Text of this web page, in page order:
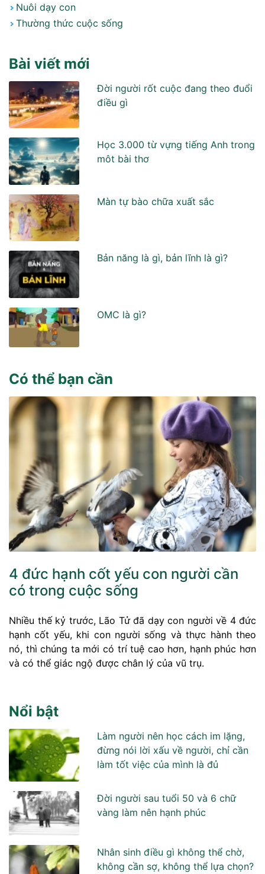
Nuôi dạy con
Thường thức cuộc sống
Bài viết mới
Đời người rốt cuộc đang theo đuổi
điều gì
Học 3.000 từ vựng tiếng Anh trong
môt bài thơ
Màn tự bào chữa xuất sắc
Bản năng là gì, bản lĩnh là gì?
OMC là gì?
Có thể bạn cần
4 đức hạnh cốt yếu con người cần
có trong cuộc sống
Nhiều thế kỷ trước, Lão Tử đã dạy con người về 4 đức
hạnh cốt yếu, khi con người sống và thực hành theo
nó, thì chúng ta mới có trí tuệ cao hơn, hạnh phúc hơn
và có thể giác ngộ được chân lý của vũ trụ.
Nổi bật
Làm người nên học cách im lặng,
đừng nói lời xấu về người, chỉ cần
làm tốt việc của mình là đủ
Đời người sau tuổi 50 và 6 chữ
vàng làm nên hạnh phúc
Nhân sinh điều gì không thể chờ,
không cần sợ, không thể lựa chọn?